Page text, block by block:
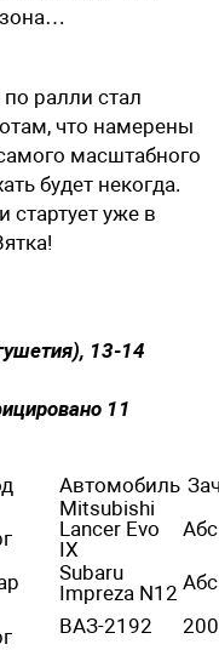
ралли стал
что намерены
масштабного
будет некогда.
уже в
13-14
11
Автомобиль
Mitsubishi
Lancer Evo
IX
Subaru
Impreza N12
ВАЗ-2192